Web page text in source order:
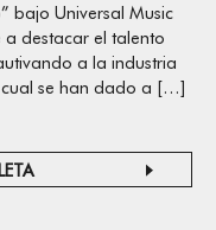
bajo Universal Music
a destacar el talento
a la industria
se han dado a […]